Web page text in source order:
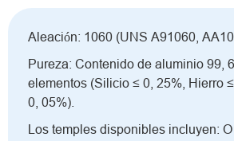
Aleación: 1060 (UNS A91060,
Pureza: Contenido de aluminio 99,
elementos (Silicio ≤ 0, 25%, Hierro
0, 05%).
Los temples disponibles incluyen: